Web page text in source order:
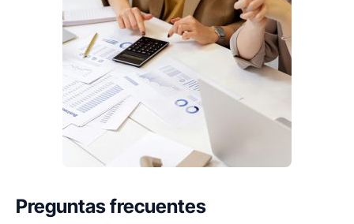
Preguntas frecuentes